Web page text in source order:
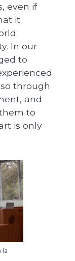
even if
it
In our
to
through
and
to
is only
la